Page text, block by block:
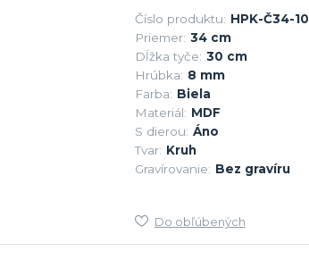
Číslo produktu: HPK-Č34-10
Priemer: 34 cm
Dĺžka tyče: 30 cm
Hrúbka: 8 mm
Farba: Biela
Materiál: MDF
S dierou: Áno
Tvar: Kruh
Gravírovanie: Bez gravíru
Do obľúbených